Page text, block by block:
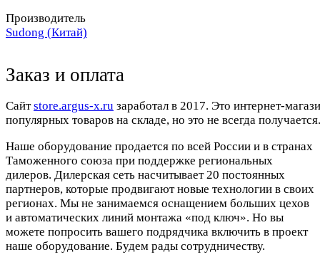
Производитель
Sudong (Китай)
Заказ и оплата
Cайтstore.argus-x.ru заработал в 2017. Это интернет-
популярных товаров на складе, но это не всегда
Наше оборудование продается по всей России и в странах
Таможенного союза при поддержке региональных
дилеров. Дилерская сеть насчитывает 20 постоянных
партнеров, которые продвигают новые технологии в своих
регионах. Мы не занимаемся оснащением больших цехов
и автоматических линий монтажа «под ключ». Но вы
можете попросить вашего подрядчика включить в проект
наше оборудование. Будем рады сотрудничеству.